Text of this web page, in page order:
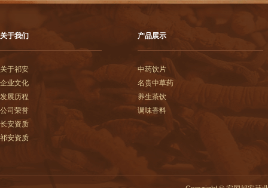
关于我们
关于祁安
企业文化
发展历程
公司荣誉
长安资质
祁安资质
产品展示
中药饮片
名贵中草药
养生茶饮
调味香料